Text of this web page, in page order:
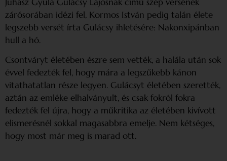
zárósorában idézi fel, Kormos István pedig talán élete
legszebb versét írta Gulácsy ihletésére: Nakonxipánban
hull a hó.
Csontváryt életében észre sem vették, a halála után sok
évvel fedezték fel, hogy mára a legszűkebb kánon
vitathatatlan része legyen. Gulácsyt életében szerették,
aztán az emléke elhalványult, és csak fokról fokra
fedezték fel újra, hogy a műkritika az életében kivívott
elismerésnél sokkal magasabbra emelje. Nem kétséges,
hogy most már meg is marad ott.